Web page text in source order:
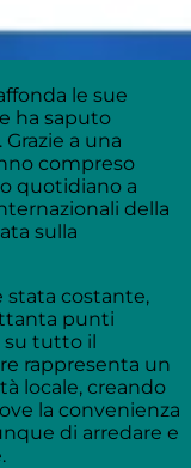
le sue
ha saputo
a una
compreso
quotidiano a
della
sulla
stata costante,
punti
tutto il
rappresenta un
locale, creando
la convenienza
di arredare e